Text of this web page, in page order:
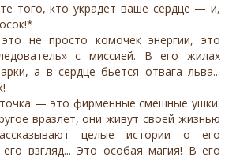
того, кто украдет ваше сердце — и,
не просто комочек энергии, это
с миссией. В его жилах
а в сердце бьется отвага льва...
— это фирменные смешные ушки:
вразлет, они живут своей жизнью
целые истории о его
взгляд... Это особая магия! В его